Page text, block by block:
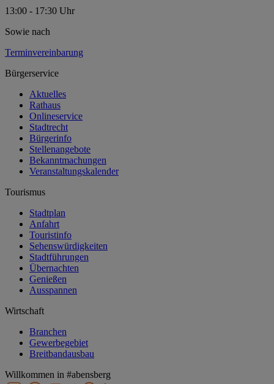
13:00 - 17:30 Uhr
Sowie nach
Terminvereinbarung
Bürgerservice
Aktuelles
Rathaus
Onlineservice
Stadtrecht
Bürgerinfo
Stellenangebote
Bekanntmachungen
Veranstaltungskalender
Tourismus
Stadtplan
Anfahrt
Touristinfo
Sehenswürdigkeiten
Stadtführungen
Übernachten
Genießen
Ausspannen
Wirtschaft
Branchen
Gewerbegebiet
Breitbandausbau
Willkommen in #abensberg